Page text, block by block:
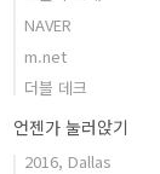
NAVER
m.net
더블 데크
언젠가 눌러앉기
2016, Dallas